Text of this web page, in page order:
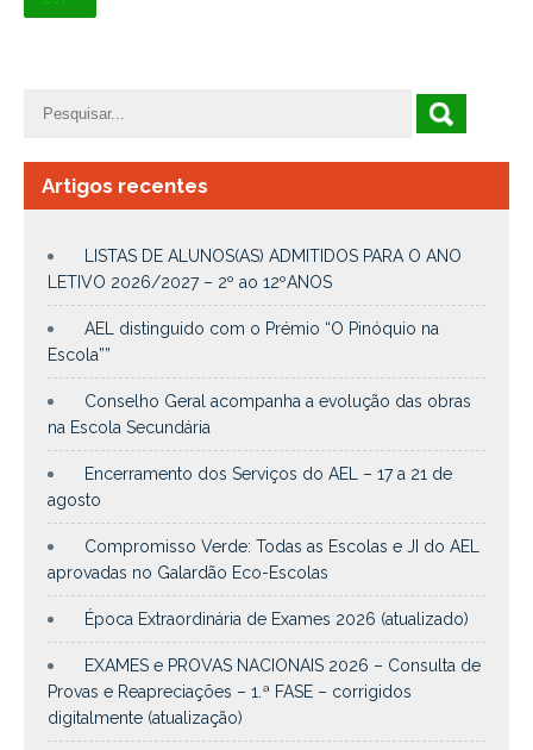
Artigos recentes
LISTAS DE ALUNOS(AS) ADMITIDOS PARA O ANO
LETIVO 2026/2027 – 2º ao 12ºANOS
AEL distinguido com o Prémio “O Pinóquio na
Escola””
Conselho Geral acompanha a evolução das obras
na Escola Secundária
Encerramento dos Serviços do AEL – 17 a 21 de
agosto
Compromisso Verde: Todas as Escolas e JI do AEL
aprovadas no Galardão Eco-Escolas
Época Extraordinária de Exames 2026 (atualizado)
EXAMES e PROVAS NACIONAIS 2026 – Consulta de
Provas e Reapreciações – 1.ª FASE – corrigidos
digitalmente (atualização)